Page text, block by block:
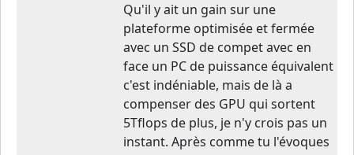
Qu'il y ait un gain sur une
plateforme optimisée et fermée
avec un SSD de compet avec en
face un PC de puissance équivalent
c'est indéniable, mais de là a
compenser des GPU qui sortent
5Tflops de plus, je n'y crois pas un
instant. Après comme tu l'évoques